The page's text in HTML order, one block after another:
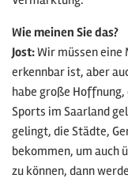
Wie meinen Sie das?
Jost:Wir müssen eine
erkennbar ist, aber
habe große
Sports im Saarland
gelingt, die Städte,
bekommen, um auch
zu können, dann